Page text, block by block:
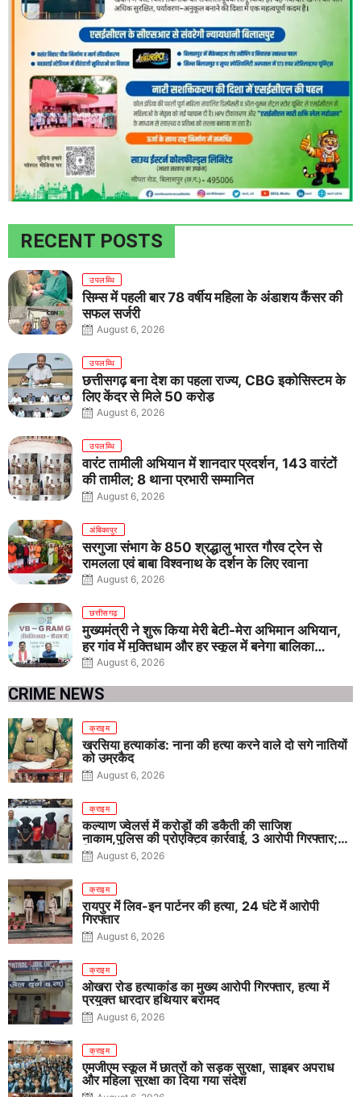
RECENT POSTS
उपलब्धि
सिम्स में पहली बार 78 वर्षीय महिला के अंडाशय कैंसर की
सफल सर्जरी
August 6, 2026
उपलब्धि
छत्तीसगढ़ बना देश का पहला राज्य, CBG इकोसिस्टम के
लिए केंद्र से मिले 50 करोड़
August 6, 2026
उपलब्धि
वारंट तामीली अभियान में शानदार प्रदर्शन, 143 वारंटों
की तामील; 8 थाना प्रभारी सम्मानित
August 6, 2026
अंबिकापुर
सरगुजा संभाग के 850 श्रद्धालु भारत गौरव ट्रेन से
रामलला एवं बाबा विश्वनाथ के दर्शन के लिए रवाना
August 6, 2026
छत्तीसगढ़
मुख्यमंत्री ने शुरू किया मेरी बेटी-मेरा अभिमान अभियान,
हर गांव में मुक्तिधाम और हर स्कूल में बनेगा बालिका
शौचालय
August 6, 2026
CRIME NEWS
क्राइम
खरसिया हत्याकांड: नाना की हत्या करने वाले दो सगे नातियों
को उम्रकैद
August 6, 2026
क्राइम
कल्याण ज्वेलर्स में करोड़ों की डकैती की साजिश
नाकाम,पुलिस की प्रोएक्टिव कार्रवाई, 3 आरोपी गिरफ्तार;
पिस्टल, कारतूस, चाकू और मोबाइल बरामद
August 6, 2026
क्राइम
रायपुर में लिव-इन पार्टनर की हत्या, 24 घंटे में आरोपी
गिरफ्तार
August 6, 2026
क्राइम
ओखरा रोड हत्याकांड का मुख्य आरोपी गिरफ्तार, हत्या में
प्रयुक्त धारदार हथियार बरामद
August 6, 2026
क्राइम
एमजीएम स्कूल में छात्रों को सड़क सुरक्षा, साइबर अपराध
और महिला सुरक्षा का दिया गया संदेश